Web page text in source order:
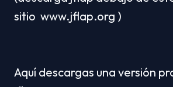
sitio  www.jflap.org )
Aquí descargas una versión